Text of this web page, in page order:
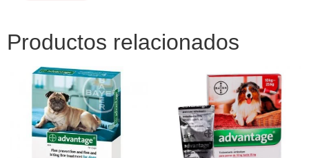
Productos relacionados